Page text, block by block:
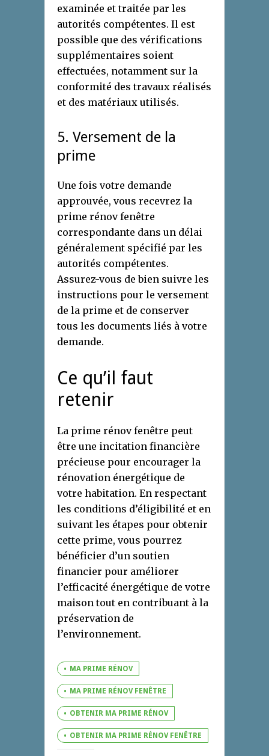
examinée et traitée par les
autorités compétentes. Il est
possible que des vérifications
supplémentaires soient
effectuées, notamment sur la
conformité des travaux réalisés
et des matériaux utilisés.
5. Versement de la
prime
Une fois votre demande
approuvée, vous recevrez la
prime rénov fenêtre
correspondante dans un délai
généralement spécifié par les
autorités compétentes.
Assurez-vous de bien suivre les
instructions pour le versement
de la prime et de conserver
tous les documents liés à votre
demande.
Ce qu’il faut
retenir
La prime rénov fenêtre peut
être une incitation financière
précieuse pour encourager la
rénovation énergétique de
votre habitation. En respectant
les conditions d’éligibilité et en
suivant les étapes pour obtenir
cette prime, vous pourrez
bénéficier d’un soutien
financier pour améliorer
l’efficacité énergétique de votre
maison tout en contribuant à la
préservation de
l’environnement.
MA PRIME RÉNOV
MA PRIME RÉNOV FENÊTRE
OBTENIR MA PRIME RÉNOV
OBTENIR MA PRIME RÉNOV FENÊTRE